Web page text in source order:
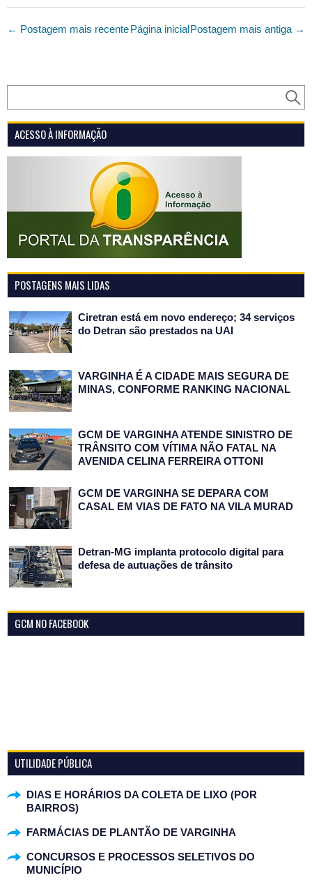
← Postagem mais recente Postagem mais antiga →
Página inicial
ACESSO À INFORMAÇÃO
POSTAGENS MAIS LIDAS
Ciretran está em novo endereço; 34 serviços
do Detran são prestados na UAI
VARGINHA É A CIDADE MAIS SEGURA DE
MINAS, CONFORME RANKING NACIONAL
GCM DE VARGINHA ATENDE SINISTRO DE
TRÂNSITO COM VÍTIMA NÃO FATAL NA
AVENIDA CELINA FERREIRA OTTONI
GCM DE VARGINHA SE DEPARA COM
CASAL EM VIAS DE FATO NA VILA MURAD
Detran-MG implanta protocolo digital para
defesa de autuações de trânsito
GCM NO FACEBOOK
UTILIDADE PÚBLICA
DIAS E HORÁRIOS DA COLETA DE LIXO (POR
BAIRROS)
FARMÁCIAS DE PLANTÃO DE VARGINHA
CONCURSOS E PROCESSOS SELETIVOS DO
MUNICÍPIO